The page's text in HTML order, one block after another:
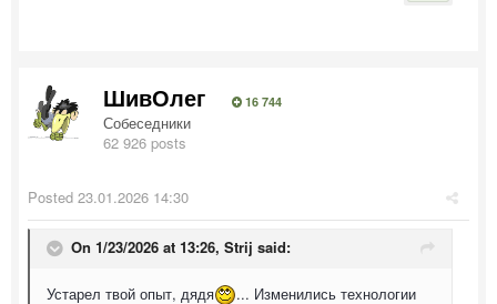
ШивОлег 16 744
Собеседники
62 926 posts
Posted 23.01.2026 14:30
On 1/23/2026 at 13:26, Strij said:
Устарел твой опыт, дядя
... Изменились технологии